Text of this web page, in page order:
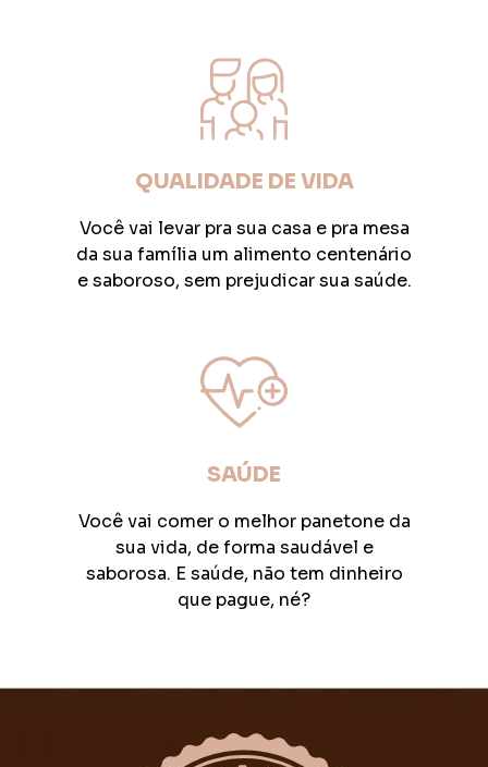
QUALIDADE DE VIDA
Você vai levar pra sua casa e pra mesa
da sua família um alimento centenário
e saboroso, sem prejudicar sua saúde.
SAÚDE
Você vai comer o melhor panetone da
sua vida, de forma saudável e
saborosa. E saúde, não tem dinheiro
que pague, né?